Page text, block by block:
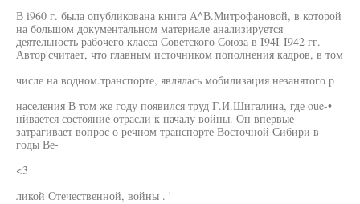
В i960 г. была опубликована книга А^В.Митрофановой, в которой
на большом документальном материале анализируется
деятельность рабочего класса Советского Союза в I94I-I942 гг.
Автор'считает, что главным источником пополнения кадров, в том
числе на водном.транспорте, являлась мобилизация незанятого р
населения В том же году появился труд Г.И.Шигалина, где oue-•
нйвается состояние отрасли к началу войны. Он впервые
затрагивает вопрос о речном транспорте Восточной Сибири в
годы Ве-
<3
ликой Отечественной, войны . '